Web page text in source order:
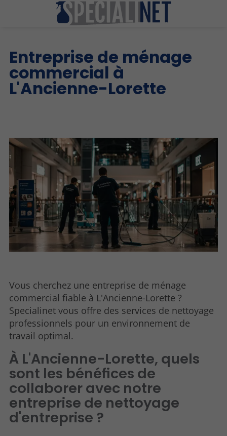
Entreprise de ménage
commercial à
L'Ancienne-Lorette
Vous cherchez une entreprise de ménage
commercial fiable à L'Ancienne-Lorette ?
Specialinet vous offre des services de nettoyage
professionnels pour un environnement de
travail optimal.
À L'Ancienne-Lorette, quels
sont les bénéfices de
collaborer avec notre
entreprise de nettoyage
d'entreprise ?